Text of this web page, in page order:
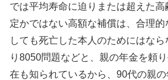
では平均寿命に迫りまたは超えた
定かではない高額な補償は、合理
しても死亡した本人のためにはな
り8050問題などと、親の年金を頼
在も知られているから、90代の親